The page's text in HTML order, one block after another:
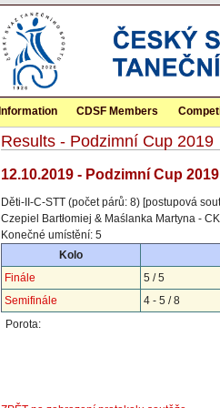
Information CDSF Members
Results - Podzimní Cup 2019
12.10.2019 - Podzimní Cup
Děti-II-C-STT (počet párů: 8) [postupová
Czepiel Bartłomiej & Maślanka Martyna -
Konečné umístění: 5
Kolo
Finále
5 / 5
Semifinále
4 - 5 / 8
Porota: